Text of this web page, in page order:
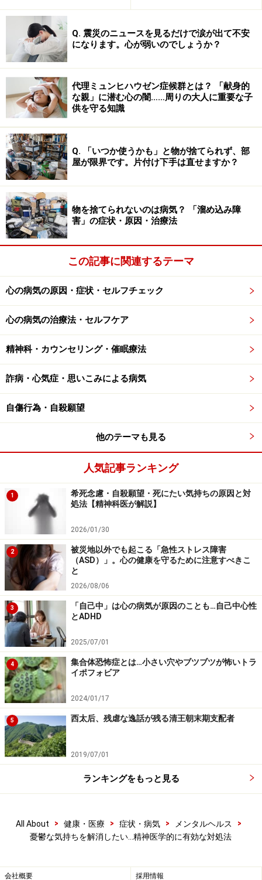
合によっては表情をコントロールできなくなっている可
能性もあります。たとえば、この例のように、気持ちは
憂鬱感でいっぱいで悲しいのに、顔に笑みが浮かんでし
まう場合を含め、「感情表出」に関わる問題がありま
す。これは統合失調症などで、一部の患者さんにはっき
り現れることがある症状です。その原因やメカニズムは
現代でもはっきりとは解明されていませんが、前頭葉の
機能などに何か問題がある可能性が指摘されています。
話が本来の「憂鬱」から少し脱線しているように思われ
るかもしれませんが、まずは自分が憂鬱だと自覚できて
いることは、自分で解消できるタイプの憂鬱感かどうか
を判別する上で、重要です。また、周りの方に憂鬱感が
必ずしも分かってもらえるわけではありません。自分の
気持ちに気付き、その深刻さを理解してもらうために
は、様子を見てもらうだけでは充分でなく、しっかりと
っかり覚えておいていただきたいポイントです。
憂鬱な気持ちの原因は「脳内の機能の不
調」……努力や気合いでは変えられないこと
も
憂鬱を始め、気持ちの落ち込みは、精神医学的にはそれ
に関連する脳内の機能に不調が現れていることを意味し
ます。そして、この不調のレベルが進んでしまった状態
が、うつ病のレベルだとも言えます。
「精神症状は治療が必要なものではなく、努力や気合で
対処できる問題だ」という考えもしばしば耳にします
が、これは心の病気に対するよくある誤解の一つです。
が、「心」という抽象的なものではなく、人体を構成す
る器官の一つである「脳」内の不調にあるということ
が、十分に理解されていないことが挙げられると思いま
す。
「憂鬱」という気持ち一つをとっても、本人も周りも、
気持ちの問題であり、脳内の問題として考えることはあ
まりないでしょう。
一方で、「抗うつ薬」と聞けば、多くの方が、うつ病の
治療薬であると分かると思います。それではなぜ、抗う
つ薬がうつ病に効くのか。うつ病の症状を和らげるの
か。それは、うつ病に関連する「脳内の機能」を、薬が
調整してくれるからです。その点が頭に入っていれば、
なく、脳内の機能に不調が現れたからだということが、
調は、気持ちの問題ではなく、脳内の機能の不調の問題
なのです。つまり、深刻な状態で治療を受けずに放置し
刻化していく可能性があるということです。
Q. 震災のニュースを見るだけで涙が出て不安
になります。心が弱いのでしょうか？
代理ミュンヒハウゼン症候群とは？ 「献身的
な親」に潜む心の闇……周りの大人に重要な子
供を守る知識
Q. 「いつか使うかも」と物が捨てられず、部
屋が限界です。片付け下手は直せますか？
物を捨てられないのは病気？ 「溜め込み障
害」の症状・原因・治療法
この記事に関連するテーマ
心の病気の原因・症状・セルフチェック
心の病気の治療法・セルフケア
精神科・カウンセリング・催眠療法
詐病・心気症・思いこみによる病気
自傷行為・自殺願望
他のテーマも見る
人気記事ランキング
1
希死念慮・自殺願望・死にたい気持ちの原因と対
処法【精神科医が解説】
2026/01/30
2
被災地以外でも起こる「急性ストレス障害
（ASD）」。心の健康を守るために注意すべきこ
と
2026/08/06
3
「自己中」は心の病気が原因のことも…自己中心性
とADHD
2025/07/01
4
集合体恐怖症とは…小さい穴やブツブツが怖いトラ
イポフォビア
2024/01/17
5 西太后、残虐な逸話が残る清王朝末期支配者
2019/07/01
ランキングをもっと見る
All About > 健康・医療 > 症状・病気 > メンタルヘルス
>
憂鬱な気持ちを解消したい…精神医学的に有効な対処法
会社概要 採用情報